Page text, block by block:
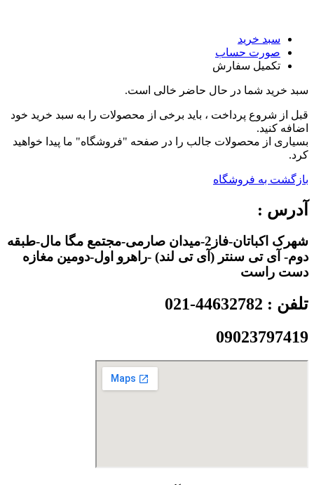
سبد خرید
صورت حساب
تکمیل سفارش
سبد خرید شما در حال حاضر خالی است.
قبل از شروع پرداخت ، باید برخی از محصولات را به سبد خرید خود
اضافه کنید.
بسیاری از محصولات جالب را در صفحه "فروشگاه" ما پیدا خواهید
کرد.
بازگشت به فروشگاه
آدرس :
شهرک اکباتان-فاز2-میدان صارمی-مجتمع مگا مال-طبقه
دوم- آی تی سنتر (آی تی لند) -راهرو اول-دومین مغازه
دست راست
تلفن : 44632782-021
09023797419